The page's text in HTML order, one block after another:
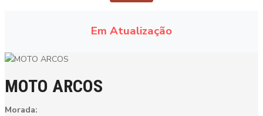
Em Atualização
MOTO ARCOS
Morada: